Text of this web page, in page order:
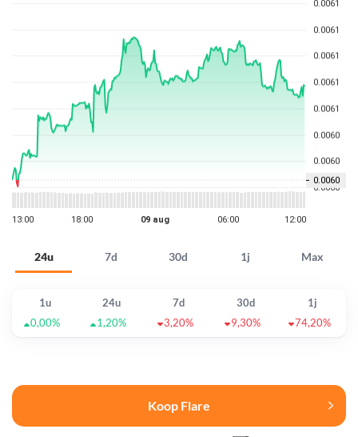
24u 7d 30d 1j Max
Koop Flare
1u 24u 7d 30d
1j
0,00%
1,20% 3,20% 9,30% 74,20%